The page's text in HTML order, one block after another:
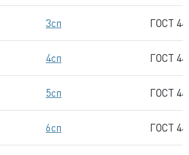
3сп ГОСТ
4сп ГОСТ
5сп ГОСТ
6сп ГОСТ